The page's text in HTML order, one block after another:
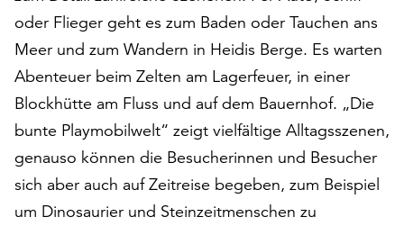
zu
akzeptieren.
Sie
können
Ihr
Einverständnis
jederzeit
ändern
und
widerrufen.
oder Flieger geht es zum Baden oder Tauchen ans
Meer und zum Wandern in Heidis Berge. Es warten
Abenteuer beim Zelten am Lagerfeuer, in einer
Blockhütte am Fluss und auf dem Bauernhof. „Die
bunte Playmobilwelt“ zeigt vielfältige Alltagsszenen,
genauso können die Besucherinnen und Besucher
sich aber auch auf Zeitreise begeben, zum Beispiel
um Dinosaurier und Steinzeitmenschen zu